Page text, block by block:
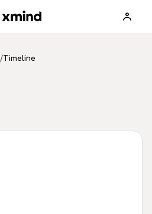
/Timeline